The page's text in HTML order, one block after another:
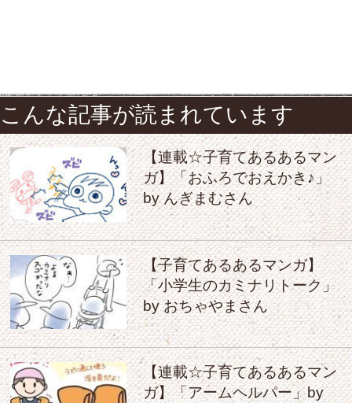
こんな記事が読まれています
【連載☆子育てあるあるマン
ガ】「おふろでおえかき♪」
by んぎまむさん
【子育てあるあるマンガ】
「小学生のカミナリトーク」
by おちゃやまさん
【連載☆子育てあるあるマン
ガ】「アームヘルパー」by